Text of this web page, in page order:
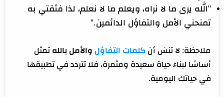
"الله يرى ما لا نراه، ويعلم ما لا نعلم، لذا فثقتي به
تمنحني الأمل والتفاؤل الدائمين."
ملاحظة: لا تنسَ أن كلمات التفاؤل والأمل بالله تمثل
أساسًا لبناء حياة سعيدة ومثمرة، فلا تتردد في تطبيقها
في حياتك اليومية.